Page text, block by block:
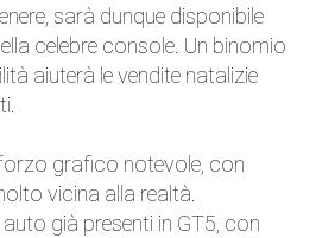
sarà dunque disponibile
celebre console. Un binomio
aiuterà le vendite natalizie
grafico notevole, con
vicina alla realtà.
già presenti in GT5, con